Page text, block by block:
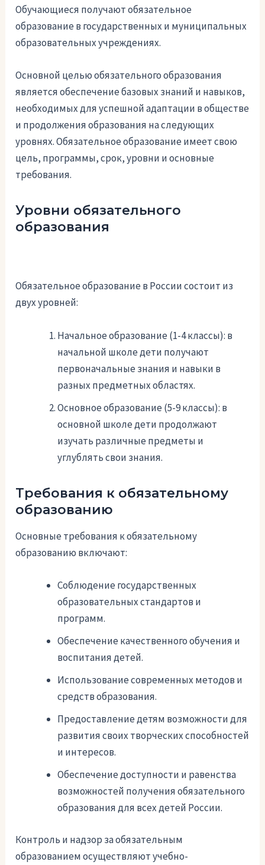
Обучающиеся получают обязательное
образование в государственных и муниципальных
образовательных учреждениях.
Основной целью обязательного образования
является обеспечение базовых знаний и навыков,
необходимых для успешной адаптации в обществе
и продолжения образования на следующих
уровнях. Обязательное образование имеет свою
цель, программы, срок, уровни и основные
требования.
Уровни обязательного
образования
Обязательное образование в России состоит из
двух уровней:
Начальное образование (1-4 классы): в
начальной школе дети получают
первоначальные знания и навыки в
разных предметных областях.
Основное образование (5-9 классы): в
основной школе дети продолжают
изучать различные предметы и
углублять свои знания.
Требования к обязательному
образованию
Основные требования к обязательному
образованию включают:
Соблюдение государственных
образовательных стандартов и
программ.
Обеспечение качественного обучения и
воспитания детей.
Использование современных методов и
средств образования.
Предоставление детям возможности для
развития своих творческих способностей
и интересов.
Обеспечение доступности и равенства
возможностей получения обязательного
образования для всех детей России.
Контроль и надзор за обязательным
образованием осуществляют учебно-